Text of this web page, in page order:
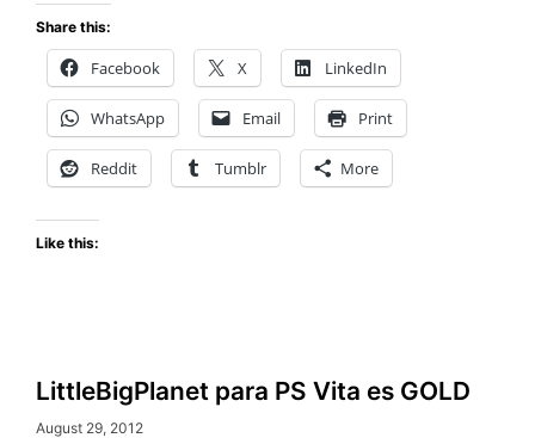
Share this:
Facebook X LinkedIn
WhatsApp Email Print
Reddit Tumblr More
Like this:
LittleBigPlanet para PS Vita es GOLD
August 29, 2012